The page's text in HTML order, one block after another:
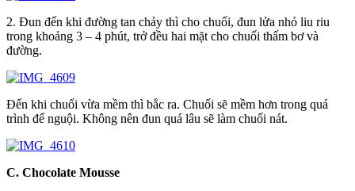
2. Đun đến khi đường tan chảy thì cho chuối, đun lửa nhỏ liu riu
trong khoảng 3 – 4 phút, trở đều hai mặt cho chuối thấm bơ và
đường.
Đến khi chuối vừa mềm thì bắc ra. Chuối sẽ mềm hơn trong quá
trình để nguội. Không nên đun quá lâu sẽ làm chuối nát.
C. Chocolate Mousse